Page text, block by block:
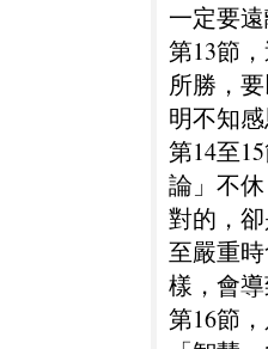
一定要
第13節
所勝，
明不知
第14至
論」不
對的，
至嚴重
樣，會
第16節